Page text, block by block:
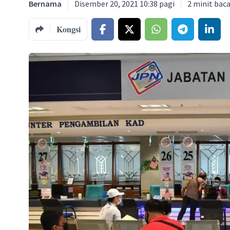
Bernama Disember 20, 2021 10:38 pagi 2 minit
Kongsi